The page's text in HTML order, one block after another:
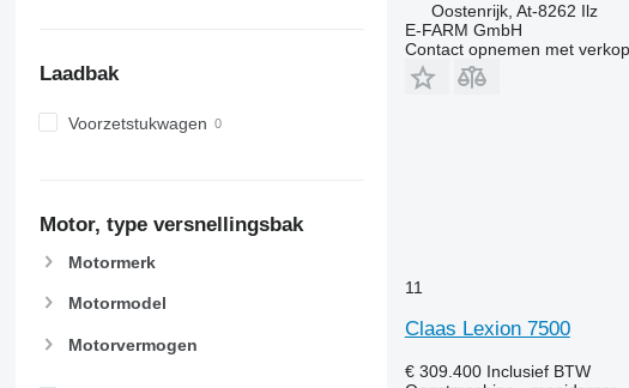
Laadbak
Voorzetstukwagen
Motor, type versnellingsbak
Motormerk
Motormodel
Motorvermogen
Oostenrijk, At-8262 Ilz
E-FARM GmbH
Contact opnemen met
11
Claas Lexion 7500
€ 309.400 Inclusief BTW